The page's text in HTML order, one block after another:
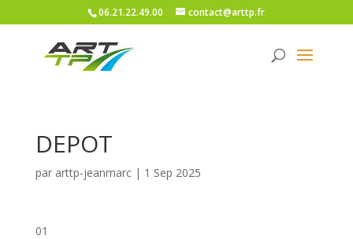
06.21.22.49.00 contact@arttp.fr
DEPOT
par arttp-jeanmarc| 1 Sep 2025
01